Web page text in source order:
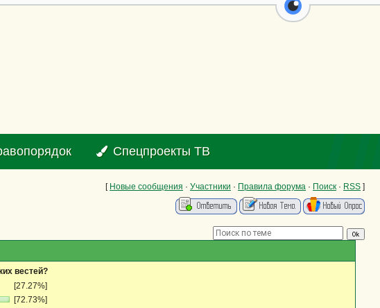
перейти на
Спецпроекты ТВ
[ Новые сообщения · Участники · Правила форума · Поиск · RSS ]
вестей?
[27.27%]
[72.73%]